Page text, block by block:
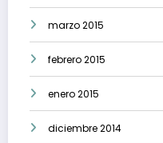
marzo 2015
febrero 2015
enero 2015
diciembre 2014